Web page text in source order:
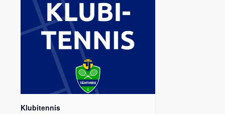
Klubitennis